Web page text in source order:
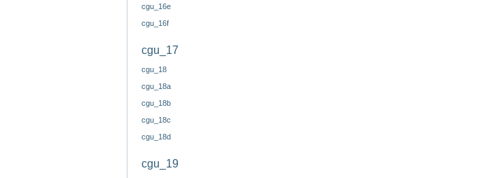
cgu_16e
cgu_16f
cgu_17
cgu_18
cgu_18a
cgu_18b
cgu_18c
cgu_18d
cgu_19